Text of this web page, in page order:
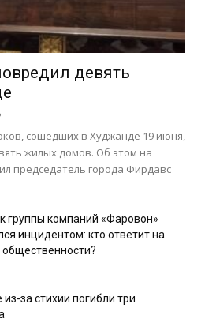
девять
сошедших в Худжанде 19 июня,
жилых домов. Об этом на
председатель города Фирдавс
группы компаний «Фаровон»
инцидентом: кто ответит на
из-за стихии погибли три